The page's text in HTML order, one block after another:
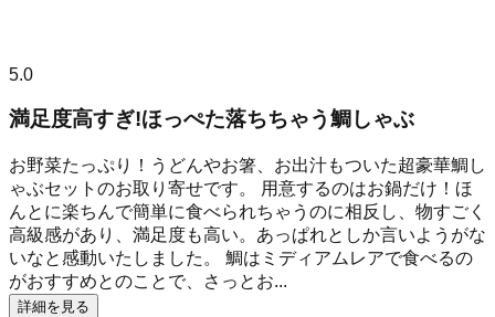
5.0
満足度高すぎ!ほっぺた落ちちゃう鯛しゃぶ
お野菜たっぷり！うどんやお箸、お出汁もついた超豪華鯛し
ゃぶセットのお取り寄せです。 用意するのはお鍋だけ！ほ
んとに楽ちんで簡単に食べられちゃうのに相反し、物すごく
高級感があり、満足度も高い。あっぱれとしか言いようがな
いなと感動いたしました。 鯛はミディアムレアで食べるの
がおすすめとのことで、さっとお...
詳細を見る